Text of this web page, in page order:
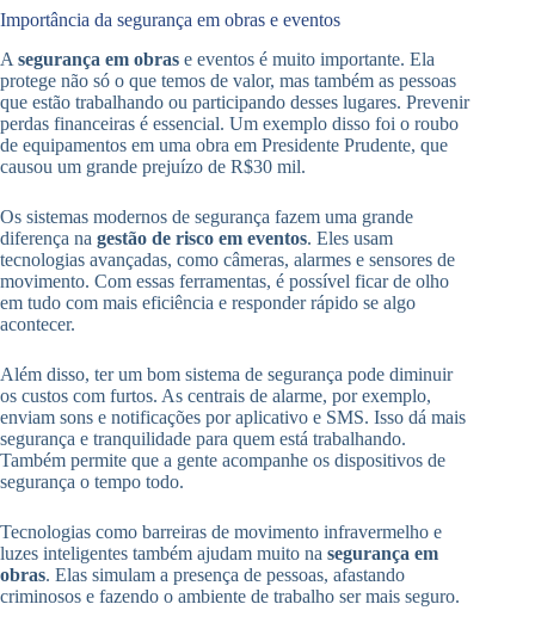
Importância da segurança em obras e eventos
A segurança em obras e eventos é muito importante. Ela
protege não só o que temos de valor, mas também as pessoas
que estão trabalhando ou participando desses lugares. Prevenir
perdas financeiras é essencial. Um exemplo disso foi o roubo
de equipamentos em uma obra em Presidente Prudente, que
causou um grande prejuízo de R$30 mil.
Os sistemas modernos de segurança fazem uma grande
diferença na gestão de risco em eventos. Eles usam
tecnologias avançadas, como câmeras, alarmes e sensores de
movimento. Com essas ferramentas, é possível ficar de olho
em tudo com mais eficiência e responder rápido se algo
acontecer.
Além disso, ter um bom sistema de segurança pode diminuir
os custos com furtos. As centrais de alarme, por exemplo,
enviam sons e notificações por aplicativo e SMS. Isso dá mais
segurança e tranquilidade para quem está trabalhando.
Também permite que a gente acompanhe os dispositivos de
segurança o tempo todo.
Tecnologias como barreiras de movimento infravermelho e
luzes inteligentes também ajudam muito na segurança em
obras. Elas simulam a presença de pessoas, afastando
criminosos e fazendo o ambiente de trabalho ser mais seguro.